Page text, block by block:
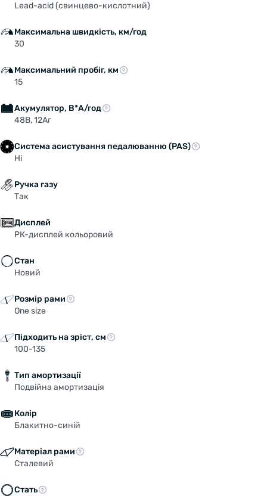
Lead-acid (свинцево-кислотний)
Максимальна швидкість, км/год
30
Максимальний пробіг, км
15
Акумулятор, В*А/год
48В, 12Аг
Система асистування педалюванню (PAS)
Ні
Ручка газу
Так
Дисплей
РК-дисплей кольоровий
Стан
Новий
Розмір рами
One size
Підходить на зріст, см
100-135
Тип амортизації
Подвійна амортизація
Колір
Блакитно-синій
Матеріал рами
Сталевий
Стать